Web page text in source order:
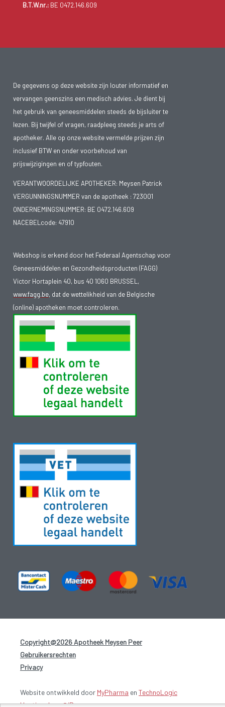
B.T.W.nr.:BE 0472.146.609
De gegevens op deze website zijn louter informatief en
vervangen geenszins een medisch advies. Je dient bij
het gebruik van geneesmiddelen steeds de bijsluiter te
lezen. Bij twijfel of vragen, raadpleeg steeds je arts of
apotheker. Alle op onze website vermelde prijzen zijn
inclusief BTW en onder voorbehoud van
prijswijzigingen en of typfouten.
VERANTWOORDELIJKE APOTHEKER: Meysen Patrick
VERGUNNINGSNUMMER van de apotheek : 723001
ONDERNEMINGSNUMMER: BE 0472.146.609
NACEBELcode: 47910
Webshop is erkend door het Federaal Agentschap voor
Geneesmiddelen en Gezondheidsproducten (FAGG)
Victor Hortaplein 40, bus 40 1060 BRUSSEL,
www.fagg.be, dat de wettelikheid van de Belgische
(online) apotheken moet controleren.
Copyright@2026 Apotheek Meysen Peer
Gebruikersrechten
Privacy-
Website ontwikkeld door MyPharma en TechnoLogic
Hosting door @iPower